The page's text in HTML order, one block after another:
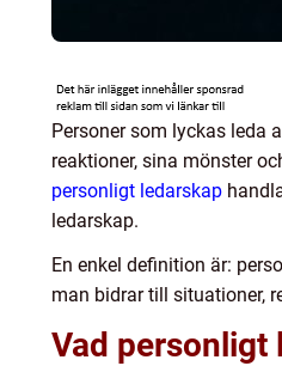
Personer som lyckas leda
reaktioner, sina mönster
personligt ledarskap
ledarskap.
En enkel definition är:
man bidrar till situationer,
Vad personligt